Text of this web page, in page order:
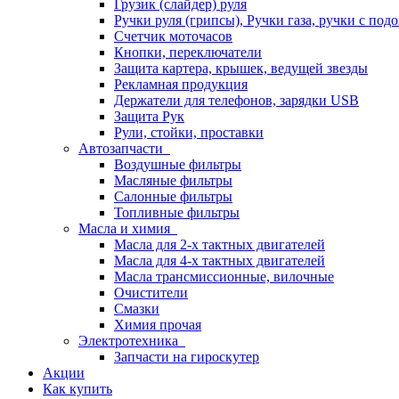
Грузик (слайдер) руля
Ручки руля (грипсы), Ручки газа, ручки с
Счетчик моточасов
Кнопки, переключатели
Защита картера, крышек, ведущей звезды
Рекламная продукция
Держатели для телефонов, зарядки USB
Защита Рук
Рули, стойки, проставки
Автозапчасти
Воздушные фильтры
Масляные фильтры
Салонные фильтры
Топливные фильтры
Масла и химия
Масла для 2-х тактных двигателей
Масла для 4-х тактных двигателей
Масла трансмиссионные, вилочные
Очистители
Смазки
Химия прочая
Электротехника
Запчасти на гироскутер
Акции
Как купить